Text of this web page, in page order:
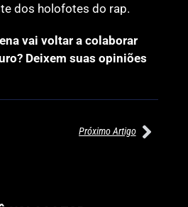
dos holofotes do rap.
vai voltar a colaborar
Deixem suas opiniões
Próximo Artigo